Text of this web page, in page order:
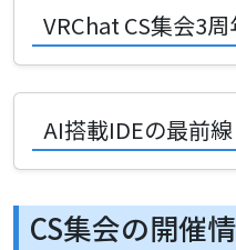
CS集会の開催